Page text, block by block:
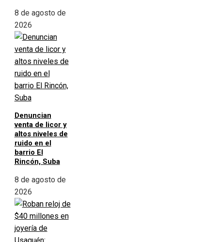
8 de agosto de
2026
Denuncian
venta de licor y
altos niveles de
ruido en el
barrio El
Rincón, Suba
8 de agosto de
2026